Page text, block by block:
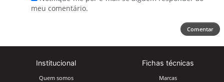
meu comentário.
Comentar
Institucional
Quem somos
Fichas técnicas
Marcas